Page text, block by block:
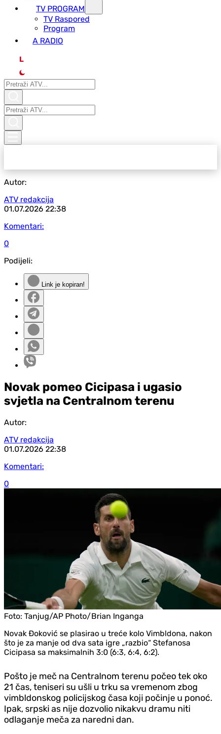
TV PROGRAM
ТV Raspored
Program
A RADIO
L
Autor:
ATV redakcija
01.07.2026 22:38
Komentari:
0
Podijeli:
Link je kopiran!
Novak pomeo Cicipasa i ugasio
svjetla na Centralnom terenu
Autor:
ATV redakcija
01.07.2026 22:38
Komentari:
0
Foto: Tanjug/AP Photo/Brian Inganga
Novak Đoković se plasirao u treće kolo Vimbldona, nakon
što je za manje od dva sata igre „razbio“ Stefanosa
Cicipasa sa maksimalnih 3:0 (6:3, 6:4, 6:2).
Pošto je meč na Centralnom terenu počeo tek oko
21 čas, teniseri su ušli u trku sa vremenom zbog
vimbldonskog policijskog časa koji počinje u ponoć.
Ipak, srpski as nije dozvolio nikakvu dramu niti
odlaganje meča za naredni dan.